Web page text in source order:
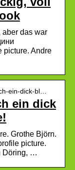
aber das war
picture. Andre
ein-dick-bl…
ein dick
Grothe Björn.
picture.
Döring, …